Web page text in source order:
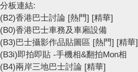
分板連結:
(B2)香港巴士討論 [熱門] [精華]
(B0)香港巴士車務及車廂設備
(B3)巴士攝影作品貼圖區 [熱門] [精華]
(B3i)即拍即貼 -手機相&翻拍Mon相
(B4)兩岸三地巴士討論 [精華]